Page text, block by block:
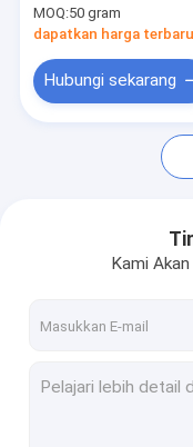
Permintaan
Triptida Tembaga
Finasteride
Air Bac
26-7
MOQ:50 gram
dapatkan harga terbaru
Hubungi sekarang
Kami